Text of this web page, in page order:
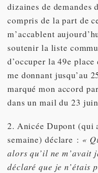
dizaines de
compris de la part de
m’accablent
soutenir la liste
d’occuper la 49e
me donnant jusqu’au
marqué mon accord
dans un mail du 23
2. Anicée Dupont (qui
semaine) déclare : «
alors qu’il ne m’avait
déclaré que je n’étais